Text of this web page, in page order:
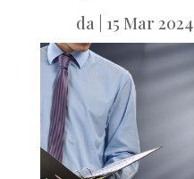
da 15 Mar 2024